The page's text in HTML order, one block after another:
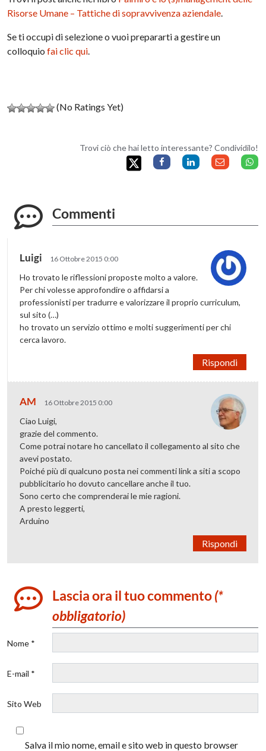
Risorse Umane – Tattiche di sopravvivenza aziendale.
Se ti occupi di selezione o vuoi prepararti a gestire un
colloquiofai clic qui.
(No Ratings Yet)
Trovi ciò che hai letto interessante? Condividilo!
Commenti
Luigi 16 Ottobre 2015 0:00
Ho trovato le riflessioni proposte molto a valore.
Per chi volesse approfondire o affidarsi a
professionisti per tradurre e valorizzare il proprio curriculum,
sul sito (…)
ho trovato un servizio ottimo e molti suggerimenti per chi
cerca lavoro.
Rispondi
AM 16 Ottobre 2015 0:00
Ciao Luigi,
grazie del commento.
Come potrai notare ho cancellato il collegamento al sito che
avevi postato.
Poiché più di qualcuno posta nei commenti link a siti a scopo
pubblicitario ho dovuto cancellare anche il tuo.
Sono certo che comprenderai le mie ragioni.
A presto leggerti,
Arduino
Rispondi
Lascia ora il tuo commento(*
obbligatorio)
Nome *
E-mail *
Sito Web
Salva il mio nome, email e sito web in questo browser